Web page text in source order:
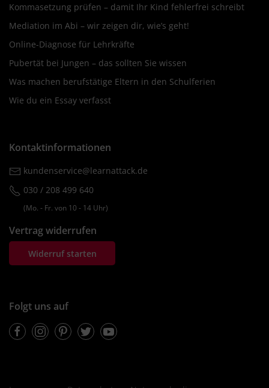
Kommasetzung prüfen – damit Ihr Kind fehlerfrei schreibt
Mediation im Abi – wir zeigen dir, wie’s geht!
Online-Diagnose für Lehrkräfte
Pubertät bei Jungen – das sollten Sie wissen
Was machen berufstätige Eltern in den Schulferien
Wie du ein Essay verfasst
Kontaktinformationen
kundenservice@learnattack.de
030 / 208 499 640
(Mo. ‐ Fr. von 10 ‐ 14 Uhr)
Vertrag widerrufen
Widerruf starten
Folgt uns auf
FacebookInstagramPinterestTwitterYoutube